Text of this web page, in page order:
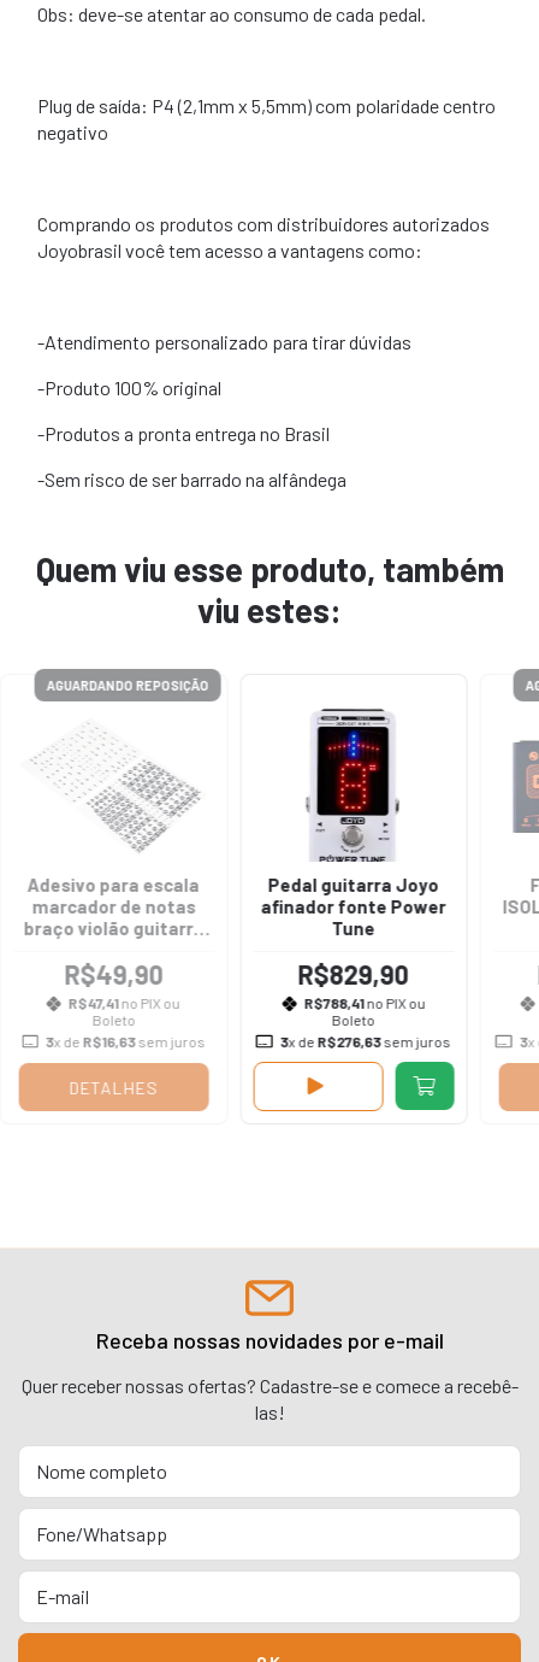
Obs: deve-se atentar ao consumo de cada pedal.
Plug de saída: P4 (2,1mm x 5,5mm) com polaridade centro
negativo
Comprando os produtos com distribuidores autorizados
Joyobrasil você tem acesso a vantagens como:
-Atendimento personalizado para tirar dúvidas
-Produto 100% original
-Produtos a pronta entrega no Brasil
-Sem risco de ser barrado na alfândega
Quem viu esse produto, também
viu estes:
AGUARDANDO REPOSIÇÃO
Adesivo para escala
marcador de notas
braço violão guitarra
R$49,90
R$47,41no PIX ou
Boleto
3x de R$16,63sem juros
DETALHES
Pedal guitarra Joyo
afinador fonte Power
Tune
R$829,90
R$788,41no PIX ou
Boleto
3x de R$276,63sem juros 3x
Receba nossas novidades por e-mail
Quer receber nossas ofertas? Cadastre-se e comece a recebê-
las!